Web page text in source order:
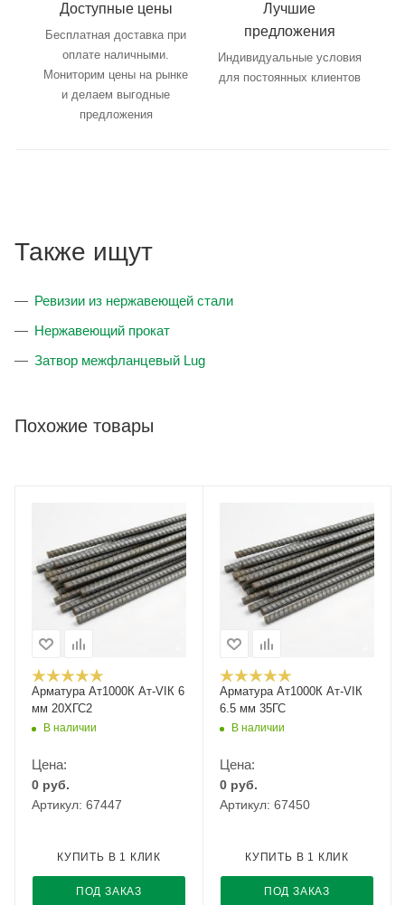
Доступные цены
Бесплатная доставка при
оплате наличными.
Мониторим цены на рынке
и делаем выгодные
предложения
Лучшие
предложения
Индивидуальные условия
для постоянных клиентов
Также ищут
Ревизии из нержавеющей стали
Нержавеющий прокат
Затвор межфланцевый Lug
Похожие товары
Арматура Ат1000К Ат-VIК 6
мм 20ХГС2
В наличии
Цена:
0 руб.
Артикул: 67447
ПОД ЗАКАЗ
КУПИТЬ В 1 КЛИК
Арматура Ат1000К Ат-VIК
6.5 мм 35ГС
В наличии
Цена:
0 руб.
Артикул: 67450
ПОД ЗАКАЗ
КУПИТЬ В 1 КЛИК